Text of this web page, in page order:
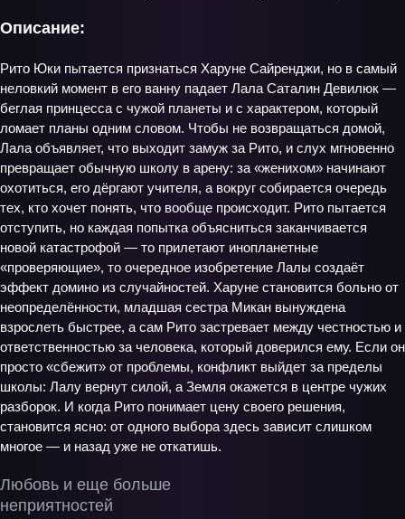
Любовь и еще больше
неприятностей
Описание:
Рито Юки пытается признаться Харуне Сайренджи, но в самый
неловкий момент в его ванну падает Лала Саталин Девилюк —
беглая принцесса с чужой планеты и с характером, который
ломает планы одним словом. Чтобы не возвращаться домой,
Лала объявляет, что выходит замуж за Рито, и слух мгновенно
превращает обычную школу в арену: за «женихом» начинают
охотиться, его дёргают учителя, а вокруг собирается очередь
тех, кто хочет понять, что вообще происходит. Рито пытается
отступить, но каждая попытка объясниться заканчивается
новой катастрофой — то прилетают инопланетные
«проверяющие», то очередное изобретение Лалы создаёт
эффект домино из случайностей. Харуне становится больно от
неопределённости, младшая сестра Микан вынуждена
взрослеть быстрее, а сам Рито застревает между честностью и
ответственностью за человека, который доверился ему. Если он
просто «сбежит» от проблемы, конфликт выйдет за пределы
школы: Лалу вернут силой, а Земля окажется в центре чужих
разборок. И когда Рито понимает цену своего решения,
становится ясно: от одного выбора здесь зависит слишком
многое — и назад уже не откатишь.